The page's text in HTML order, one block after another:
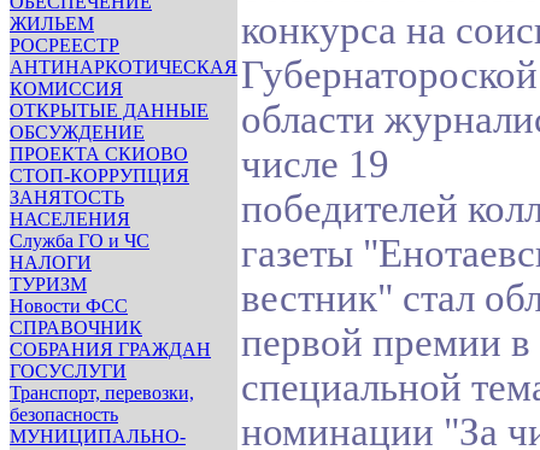
ЖИЛЬЕМ
РОСРЕЕСТР
АНТИНАРКОТИЧЕСКАЯ
КОМИССИЯ
ОТКРЫТЫЕ ДАННЫЕ
ОБСУЖДЕНИЕ
ПРОЕКТА СКИОВО
СТОП-КОРРУПЦИЯ
ЗАНЯТОСТЬ
НАСЕЛЕНИЯ
Служба ГО и ЧС
НАЛОГИ
ТУРИЗМ
Новости ФСС
СПРАВОЧНИК
СОБРАНИЯ ГРАЖДАН
ГОСУСЛУГИ
Транспорт, перевозки,
безопасность
МУНИЦИПАЛЬНО-
конкурса на
области
числе 19
победителей
газеты
вестник" стал
первой премии в
специальной
номинации "За